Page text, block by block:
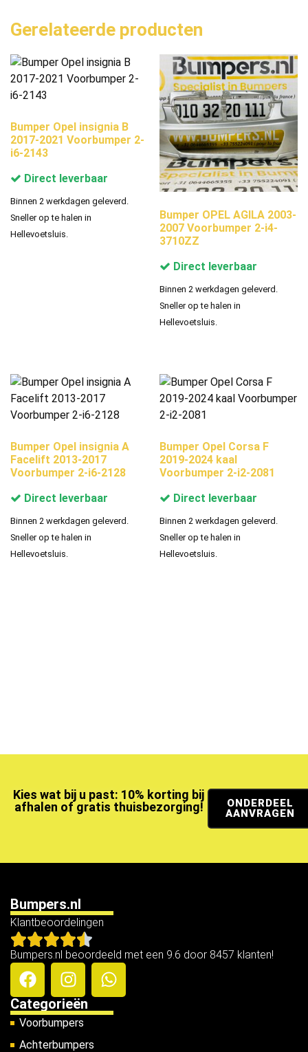
Gerelateerde producten
Bumper Opel insignia B
2017-2021 Voorbumper 2-
i6-2143
Direct leverbaar
Binnen 2 werkdagen geleverd.
Sneller op te halen in
Hellevoetsluis.
Bumper OPEL AGILA 2003-
2007 Voorbumper 2-i4-
3710ZZ
Direct leverbaar
Binnen 2 werkdagen geleverd.
Sneller op te halen in
Hellevoetsluis.
Bumper Opel insignia A
Facelift 2013-2017
Voorbumper 2-i6-2128
Direct leverbaar
Binnen 2 werkdagen geleverd.
Sneller op te halen in
Hellevoetsluis.
Bumper Opel Corsa F
2019-2024 kaal
Voorbumper 2-i2-2081
Direct leverbaar
Binnen 2 werkdagen geleverd.
Sneller op te halen in
Hellevoetsluis.
Kies wat bij u past: 10% korting bij
afhalen of gratis thuisbezorging!
ONDERDEEL
AANVRAGEN
Bumpers.nl
Klantbeoordelingen
Bumpers.nl beoordeeld met een 9.6 door 8457 klanten!
Categorieën
Voorbumpers
Achterbumpers